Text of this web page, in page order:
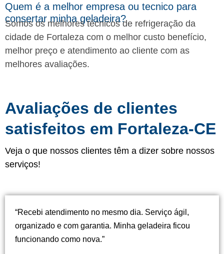
Quem é a melhor empresa ou tecnico para
consertar minha geladeira?
Somos os melhores técnicos de refrigeração da
cidade de Fortaleza com o melhor custo benefício,
melhor preço e atendimento ao cliente com as
melhores avaliações.
Avaliações de clientes
satisfeitos em Fortaleza-CE
Veja o que nossos clientes têm a dizer sobre nossos
serviços!
“Recebi atendimento no mesmo dia. Serviço ágil,
organizado e com garantia. Minha geladeira ficou
funcionando como nova.”